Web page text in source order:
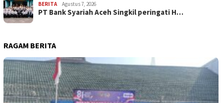
BERITA Agustus 7, 2026
PT Bank Syariah Aceh Singkil peringati H…
RAGAM BERITA